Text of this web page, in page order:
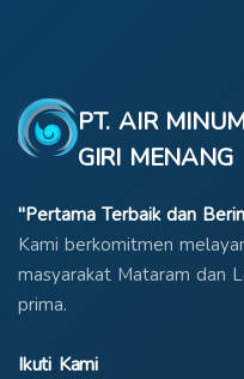
PT. AIR
GIRI MENANG
"Pertama Terbaik dan
Kami berkomitmen
masyarakat Mataram dan
prima.
Ikuti Kami